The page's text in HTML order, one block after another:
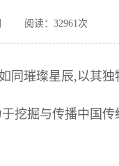
阅读：32961次
同璀璨星辰,以其
挖掘与传播中国